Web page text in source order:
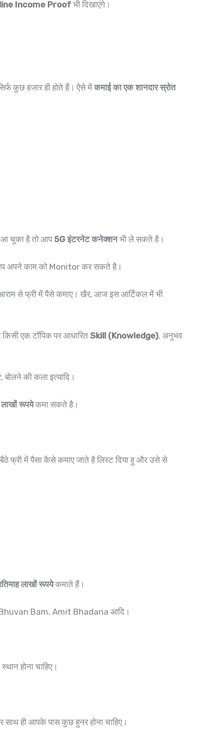
Income Proof भी दिखाएंगे।
कुछ हजार ही होते हैं। ऐसे में कमाई का एक शानदार स्रोत
आ चुका है तो आप5G इंटरनेट कनेक्शनभी ले सकते है।
अपने काम को Monitor कर सकते है।
से फ्री में पैसे कमाए। खैर, आज इस आर्टिकल में भी
एक टॉपिक पर आधारित Skill (Knowledge), अनुभव
की कला इत्यादि।
लाखों रूपयेकमा सकते है।
फ्री में पैसा कैसे कमाए जाते है लिस्ट दिया हु और उसे से
लाखों रूपयेकमाते हैं।
Bam, Amit Bhadana आदि।
होना चाहिए।
ही आपके पास कुछ हुनर होना चाहिए।